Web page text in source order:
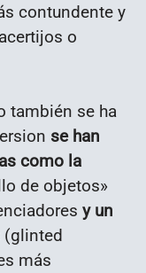
contundente y
o
también se ha
se han
como la
de objetos»
y un
(glinted
más